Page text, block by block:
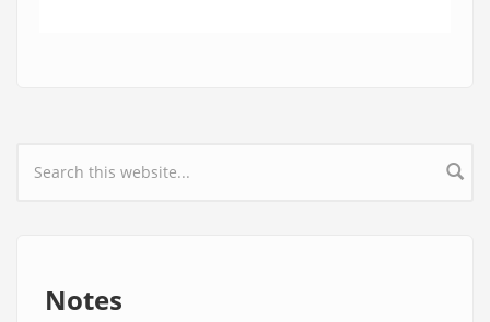
Search form
Notes